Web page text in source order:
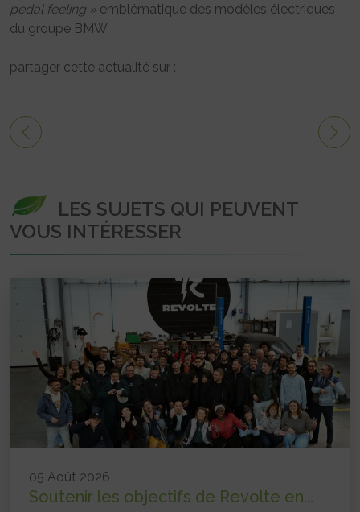
pedal feeling » emblématique des modèles électriques
du groupe BMW.
partager cette actualité sur :
LES SUJETS QUI PEUVENT
VOUS INTÉRESSER
05 Août 2026
Soutenir les objectifs de Revolte en...